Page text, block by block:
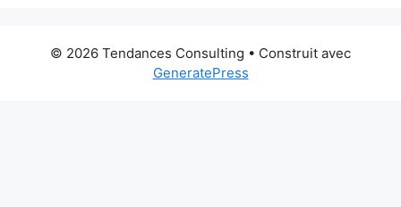
© 2026 Tendances Consulting • Construit avec
GeneratePress